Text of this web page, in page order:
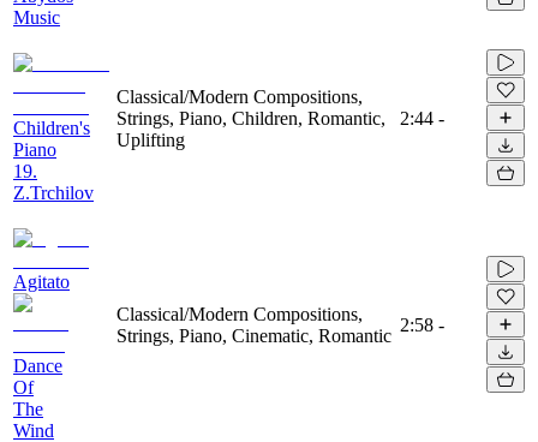
Music
Children's
Piano
19.
Z.Trchilov
Classical/Modern Compositions,
Strings, Piano, Children, Romantic,
Uplifting
2:44 -
Agitato
Dance
Of
The
Wind
Classical/Modern Compositions,
Strings, Piano, Cinematic, Romantic
2:58 -